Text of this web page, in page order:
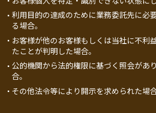
利用目的の達成のために業務委託先に必
る場合｡
お客様が他のお客様もしくは当社に不利
たことが判明した場合｡
公的機関から法的権限に基づく照会があ
合｡
その他法令等により開示を求められた場